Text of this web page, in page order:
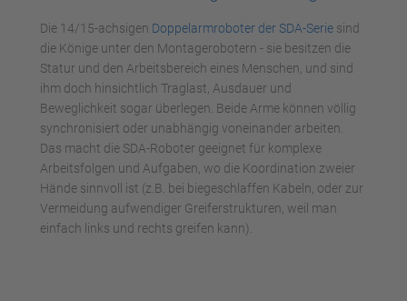
Management Platform
Die 14/15-achsigen Doppelarmroboter der SDA-Serie sind
die Könige unter den Montagerobotern - sie besitzen die
Statur und den Arbeitsbereich eines Menschen, und sind
ihm doch hinsichtlich Traglast, Ausdauer und
Beweglichkeit sogar überlegen. Beide Arme können völlig
synchronisiert oder unabhängig voneinander arbeiten.
Das macht die SDA-Roboter geeignet für komplexe
Arbeitsfolgen und Aufgaben, wo die Koordination zweier
Hände sinnvoll ist (z.B. bei biegeschlaffen Kabeln, oder zur
Vermeidung aufwendiger Greiferstrukturen, weil man
einfach links und rechts greifen kann).